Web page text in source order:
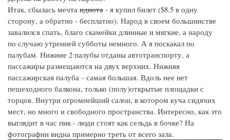
Итак, сбылась мечта идиота - я купил билет ($8.5 в одну
сторону, а обратно - бесплатно). Народ в своем большинстве
завалился спать, благо скамейки длинные и мягкие, а народу
по случаю утренней субботы немного. А я поскакал по
палубам. Нижние 2 палубы отданы автотранспорту, а
пассажиры размещаются на двух верхних. Нижняя
пассажирская палуба - самая большая. Вдоль нее нет
пешеходного балкона, только (полу)открытые площадки с
торцов. Внутри огромнейший салон, в котором куча сидячих
мест, но много и свободного пространства. Интересно, как это
выглядит в час пик - люди стоят как сельдь в бочке? На
фотографии видна примерно треть от всего зала.